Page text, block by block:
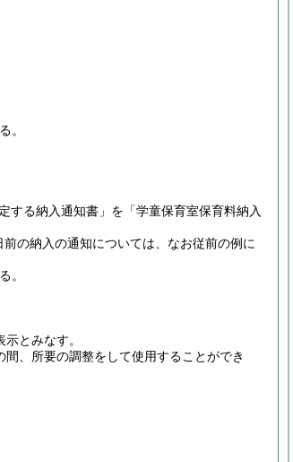
。
する納入通知書」を「学童保育室保育料納入
の納入の通知については、なお従前の例に
。
とみなす。
、所要の調整をして使用することができ